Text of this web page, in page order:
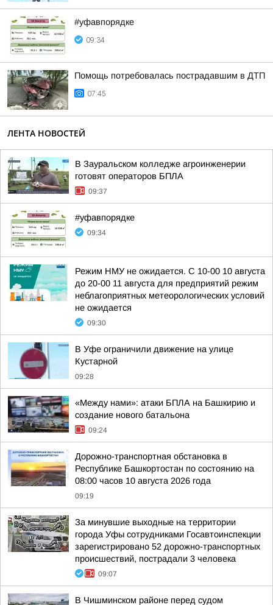
#уфавпорядке
09:34
Помощь потребовалась пострадавшим в ДТП
07:45
ЛЕНТА НОВОСТЕЙ
В Зауральском колледже агроинженерии
готовят операторов БПЛА
09:37
#уфавпорядке
09:34
Режим НМУ не ожидается. С 10-00 10 августа
до 20-00 11 августа для предприятий режим
неблагоприятных метеорологических условий
не ожидается
09:30
В Уфе ограничили движение на улице
Кустарной
09:28
«Между нами»: атаки БПЛА на Башкирию и
создание нового батальона
09:24
Дорожно-транспортная обстановка в
Республике Башкортостан по состоянию на
08:00 часов 10 августа 2026 года
09:19
За минувшие выходные на территории
города Уфы сотрудниками Госавтоинспекции
зарегистрировано 52 дорожно-транспортных
происшествий, пострадали 3 человека
09:07
В Чишминском районе перед судом